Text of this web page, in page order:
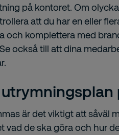
på kontoret. Om
att du har en eller
och komplettera med
också till att dina
är det viktigt att såväl
vad de ska göra och hur